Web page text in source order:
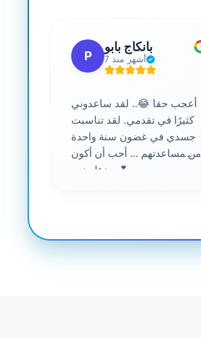
P
بانكاج بابو
7 أشهر منذ
أعجب حقا 😂.. لقد ساعدوني
كثيرًا في تقدمي. لقد تناسبت
جسدي في غضون سنة واحدة
من مساعدتهم ... أحب أن أكون
جزءا منهم 💕